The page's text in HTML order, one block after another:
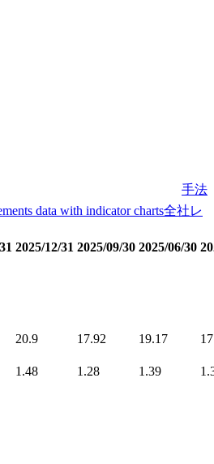
手法
data with indicator charts全社レ
2025/12/31 2025/09/30 2025/06/30
20.9 17.92 19.17
1.48 1.28 1.39